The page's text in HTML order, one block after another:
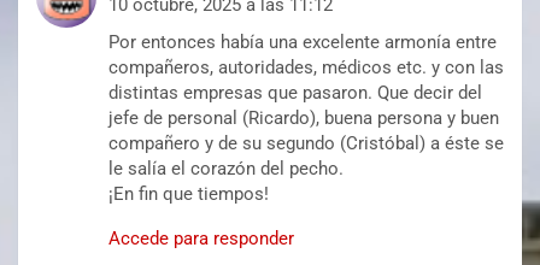
10 octubre, 2025 a las 11:12
Por entonces había una excelente armonía entre
compañeros, autoridades, médicos etc. y con las
distintas empresas que pasaron. Que decir del
jefe de personal (Ricardo), buena persona y buen
compañero y de su segundo (Cristóbal) a éste se
le salía el corazón del pecho.
¡En fin que tiempos!
Accede para responder